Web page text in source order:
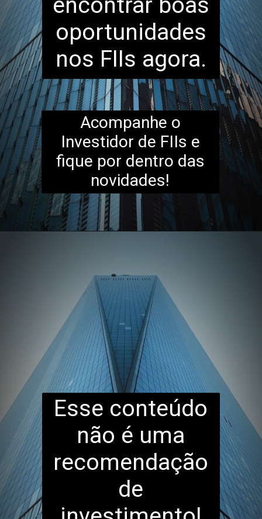
encontrar boas
oportunidades
nos FIIs agora.
Acompanhe o
Investidor de FIIs e
fique por dentro das
novidades!
Esse conteúdo
não é uma
recomendação
de